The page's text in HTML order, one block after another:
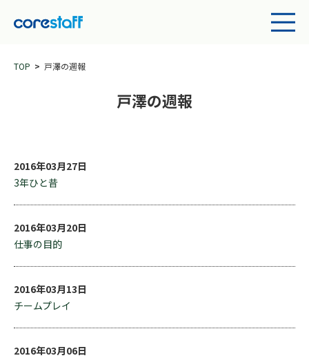
TOP 戸澤の週報
戸澤の週報
2016年03月27日
3年ひと昔
2016年03月20日
仕事の目的
2016年03月13日
チームプレイ
2016年03月06日